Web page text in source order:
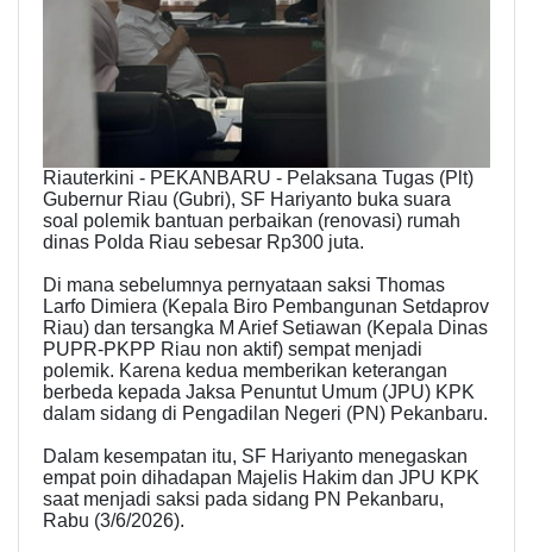
Riauterkini - PEKANBARU - Pelaksana Tugas (Plt)
Gubernur Riau (Gubri), SF Hariyanto buka suara
soal polemik bantuan perbaikan (renovasi) rumah
dinas Polda Riau sebesar Rp300 juta.
Di mana sebelumnya pernyataan saksi Thomas
Larfo Dimiera (Kepala Biro Pembangunan Setdaprov
Riau) dan tersangka M Arief Setiawan (Kepala Dinas
PUPR-PKPP Riau non aktif) sempat menjadi
polemik. Karena kedua memberikan keterangan
berbeda kepada Jaksa Penuntut Umum (JPU) KPK
dalam sidang di Pengadilan Negeri (PN) Pekanbaru.
Dalam kesempatan itu, SF Hariyanto menegaskan
empat poin dihadapan Majelis Hakim dan JPU KPK
saat menjadi saksi pada sidang PN Pekanbaru,
Rabu (3/6/2026).